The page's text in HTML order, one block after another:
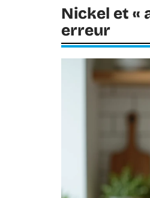
Nickel et «
erreur